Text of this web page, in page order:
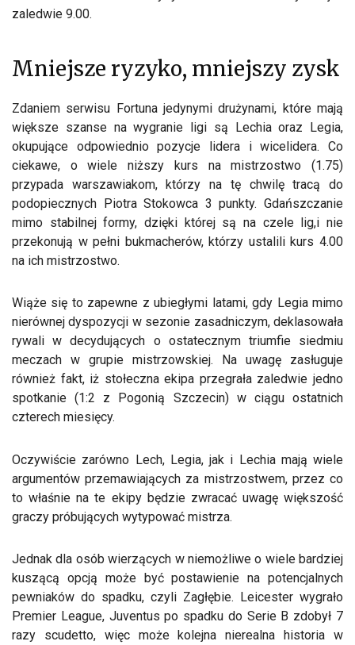
zaledwie 9.00.
Mniejsze ryzyko, mniejszy zysk
Zdaniem serwisu Fortuna jedynymi drużynami, które mają
większe szanse na wygranie ligi są Lechia oraz Legia,
okupujące odpowiednio pozycje lidera i wicelidera. Co
ciekawe, o wiele niższy kurs na mistrzostwo (1.75)
przypada warszawiakom, którzy na tę chwilę tracą do
podopiecznych Piotra Stokowca 3 punkty. Gdańszczanie
mimo stabilnej formy, dzięki której są na czele lig,i nie
przekonują w pełni bukmacherów, którzy ustalili kurs 4.00
na ich mistrzostwo.
Wiąże się to zapewne z ubiegłymi latami, gdy Legia mimo
nierównej dyspozycji w sezonie zasadniczym, deklasowała
rywali w decydujących o ostatecznym triumfie siedmiu
meczach w grupie mistrzowskiej. Na uwagę zasługuje
również fakt, iż stołeczna ekipa przegrała zaledwie jedno
spotkanie (1:2 z Pogonią Szczecin) w ciągu ostatnich
czterech miesięcy.
Oczywiście zarówno Lech, Legia, jak i Lechia mają wiele
argumentów przemawiających za mistrzostwem, przez co
to właśnie na te ekipy będzie zwracać uwagę większość
graczy próbujących wytypować mistrza.
Jednak dla osób wierzących w niemożliwe o wiele bardziej
kuszącą opcją może być postawienie na potencjalnych
pewniaków do spadku, czyli Zagłębie. Leicester wygrało
Premier League, Juventus po spadku do Serie B zdobył 7
razy scudetto, więc może kolejna nierealna historia w